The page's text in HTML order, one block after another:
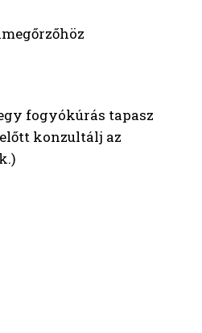
fogyókúrás tapasz
konzultálj az